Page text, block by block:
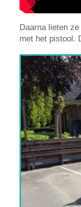
Daarna lieten
met het pistool.